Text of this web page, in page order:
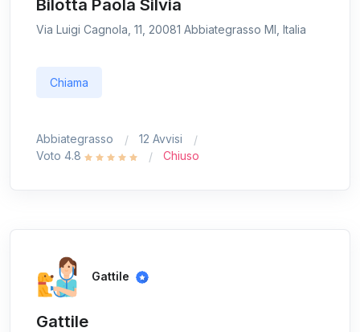
Bilotta Paola Silvia
Via Luigi Cagnola, 11, 20081 Abbiategrasso MI, Italia
Chiama
Abbiategrasso
12 Avvisi
Voto 4.8
Chiuso
Gattile
Gattile